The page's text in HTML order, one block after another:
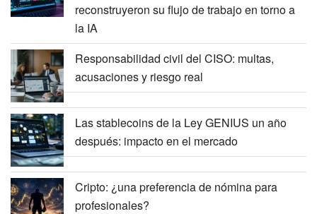
reconstruyeron su flujo de trabajo en torno a
la IA
Responsabilidad civil del CISO: multas,
acusaciones y riesgo real
Las stablecoins de la Ley GENIUS un año
después: impacto en el mercado
Cripto: ¿una preferencia de nómina para
profesionales?